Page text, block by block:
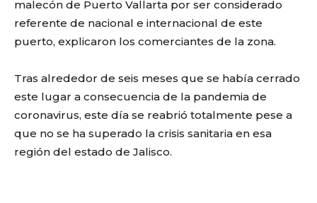
malecón de Puerto Vallarta por ser considerado
referente de nacional e internacional de este
puerto, explicaron los comerciantes de la zona.
Tras alrededor de seis meses que se había cerrado
este lugar a consecuencia de la pandemia de
coronavirus, este día se reabrió totalmente pese a
que no se ha superado la crisis sanitaria en esa
región del estado de Jalisco.